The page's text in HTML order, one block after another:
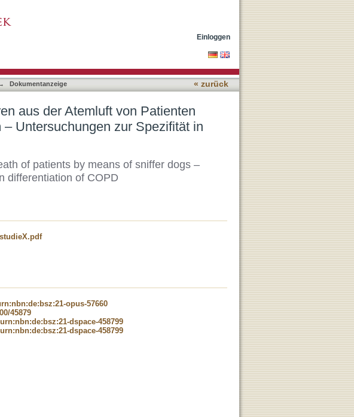
Einloggen
Dokumentanzeige « zurück
aus der Atemluft von Patienten
Untersuchungen zur Spezifität in
of patients by means of sniffer dogs –
differentiation of COPD
opus-57660
45879
dspace-458799
dspace-458799